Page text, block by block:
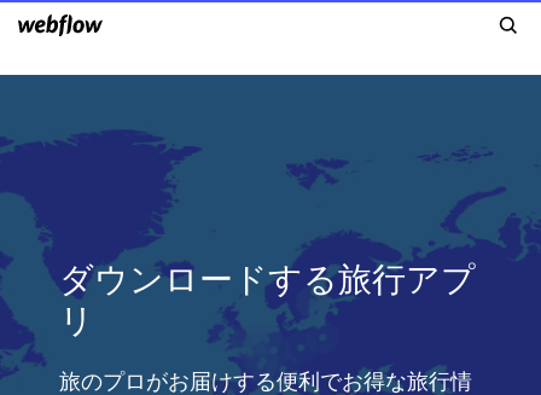
ダウンロードする旅行アプ
リ
旅のプロがお届けする便利でお得な旅行情